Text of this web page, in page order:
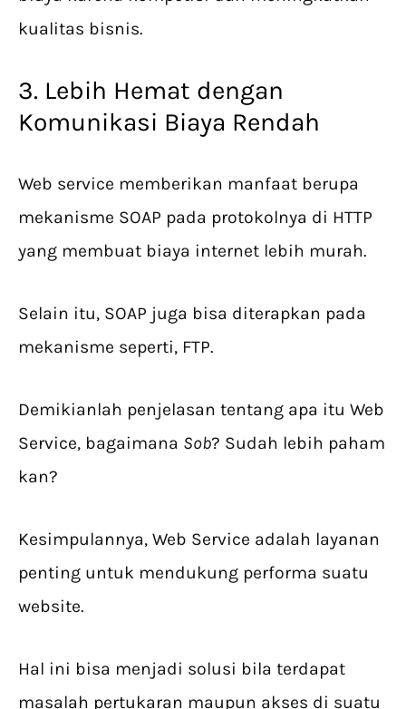
kualitas bisnis.
3. Lebih Hemat dengan
Komunikasi Biaya Rendah
Web service memberikan manfaat berupa
mekanisme SOAP pada protokolnya di HTTP
yang membuat biaya internet lebih murah.
Selain itu, SOAP juga bisa diterapkan pada
mekanisme seperti, FTP.
Demikianlah penjelasan tentang apa itu Web
Service, bagaimana Sob? Sudah lebih paham
kan?
Kesimpulannya, Web Service adalah layanan
penting untuk mendukung performa suatu
website.
Hal ini bisa menjadi solusi bila terdapat
masalah pertukaran maupun akses di suatu